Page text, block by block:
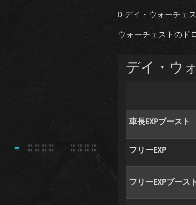
D-デイ・ウォーチェ
ウォーチェストのド
デイ・ウ
車長EXPブースト
フリーEXP
フリーEXPブース